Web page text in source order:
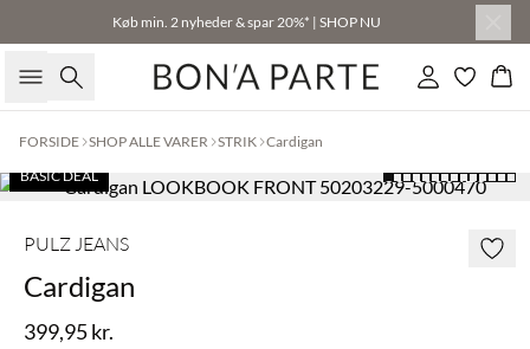
Køb min. 2 nyheder & spar 20%* | SHOP NU
Søg Log ind
FORSIDE SHOP ALLE VARER STRIK Cardigan
BASIC DEAL
PULZ JEANS
Cardigan
399,95 kr.